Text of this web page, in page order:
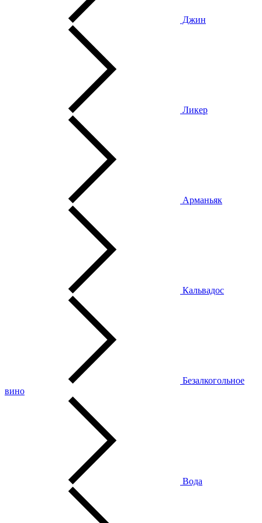
Джин
Ликер
Арманьяк
Кальвадос
Безалкогольное
вино
Вода